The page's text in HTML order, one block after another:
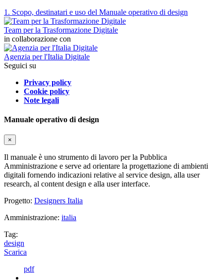
1. Scopo, destinatari e uso del Manuale operativo di design
Team per la Trasformazione Digitale
in collaborazione con
Agenzia per l'Italia Digitale
Seguici su
Privacy policy
Cookie policy
Note legali
Manuale operativo di design
×
Il manuale è uno strumento di lavoro per la Pubblica
Amministrazione e serve ad orientare la progettazione di ambienti
digitali fornendo indicazioni relative al service design, alla user
research, al content design e alla user interface.
Progetto: Designers Italia
Amministrazione: italia
Tag:
design
Scarica
pdf